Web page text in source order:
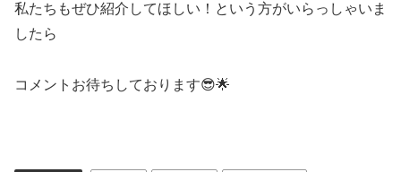
私たちもぜひ紹介してほしい！という方がいらっしゃいま
したら
コメントお待ちしております😎🌟